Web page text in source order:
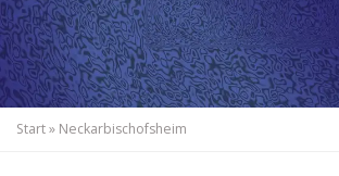
Start» Neckarbischofsheim